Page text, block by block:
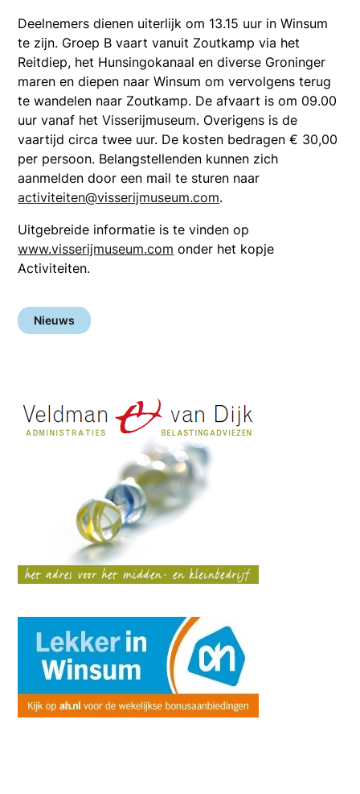
Deelnemers dienen uiterlijk om 13.15 uur in Winsum
te zijn. Groep B vaart vanuit Zoutkamp via het
Reitdiep, het Hunsingokanaal en diverse Groninger
maren en diepen naar Winsum om vervolgens terug
te wandelen naar Zoutkamp. De afvaart is om 09.00
uur vanaf het Visserijmuseum. Overigens is de
vaartijd circa twee uur. De kosten bedragen € 30,00
per persoon. Belangstellenden kunnen zich
aanmelden door een mail te sturen naar
activiteiten@visserijmuseum.com.
Uitgebreide informatie is te vinden op
www.visserijmuseum.com onder het kopje
Activiteiten.
Nieuws